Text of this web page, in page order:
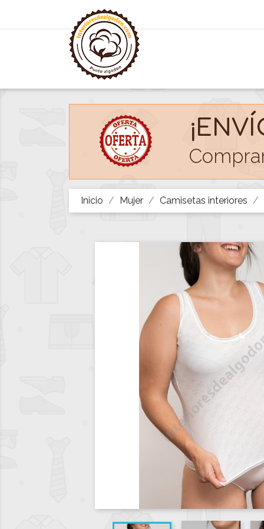
Inicio Mujer Camisetas interiores